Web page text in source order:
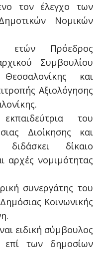
τον έλεγχο των
Νομικών
ετών Πρόεδρος
Συμβουλίου
και
Αξιολόγησης
του
Διοίκησης και
δίκαιο
αρχές νομιμότητας
συνεργάτης του
Κοινωνικής
ειδική σύμβουλος
των δημοσίων